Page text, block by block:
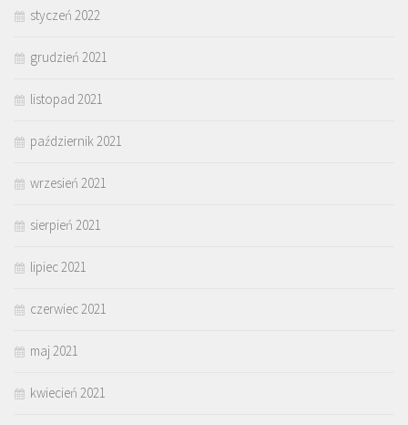
styczeń 2022
grudzień 2021
listopad 2021
październik 2021
wrzesień 2021
sierpień 2021
lipiec 2021
czerwiec 2021
maj 2021
kwiecień 2021